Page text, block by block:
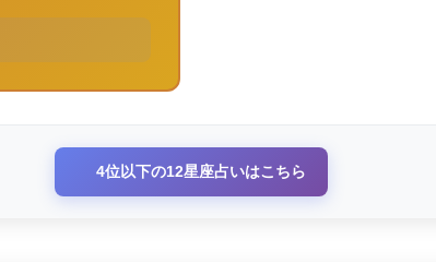
4位以下の12星座占いはこちら